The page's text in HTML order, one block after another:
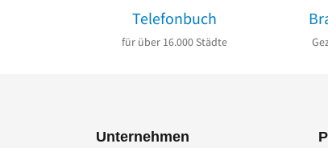
Telefonbuch
für über 16.000 Städte
Unternehmen